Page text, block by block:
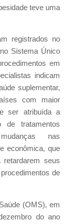
teve uma
registrados no
Sistema Único
em
indicam
suplementar,
com maior
ser atribuída a
de tratamentos
nas
econômica, que
seus
de
(OMS), em
do ano